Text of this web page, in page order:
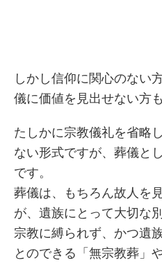
しかし信仰に関心のない
儀に価値を見出せない方
たしかに宗教儀礼を省略
ない形式ですが、葬儀と
です。
葬儀は、もちろん故人を
が、遺族にとって大切な
宗教に縛られず、かつ遺
とのできる「無宗教葬」